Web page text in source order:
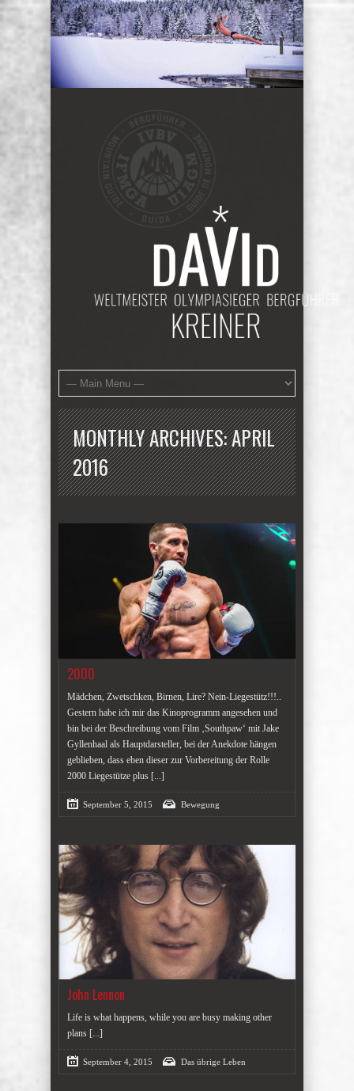
MONTHLY ARCHIVES:APRIL
2016
2000
Mädchen, Zwetschken, Birnen, Lire? Nein-Liegestütz!!!..
Gestern habe ich mir das Kinoprogramm angesehen und
bin bei der Beschreibung vom Film ‚Southpaw‘ mit Jake
Gyllenhaal als Hauptdarsteller, bei der Anekdote hängen
geblieben, dass eben dieser zur Vorbereitung der Rolle
2000 Liegestütze plus [...]
September 5, 2015 Bewegung
John Lennon
Life is what happens, while you are busy making other
plans [...]
September 4, 2015 Das übrige Leben